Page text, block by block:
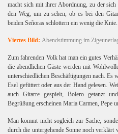
macht sich mit ihrer Abordnung, zu der
den Weg, um zu sehen, ob es bei den
beiden Señoras schlottern ein wenig die Knie.
Viertes Bild: Abendstimmung im
Zum fahrenden Volk hat man ein gutes
die abendlichen Gäste werden mit
unterschiedlichen Beschäftigungen nach. Es
Esel gefüttert oder aus der Hand gelesen.
auch Gitarre gespielt, Bolero getanzt
Begrüßung erscheinen Maria Carmen, Pepe
Man kommt nicht sogleich zur Sache,
durch die untergehende Sonne noch